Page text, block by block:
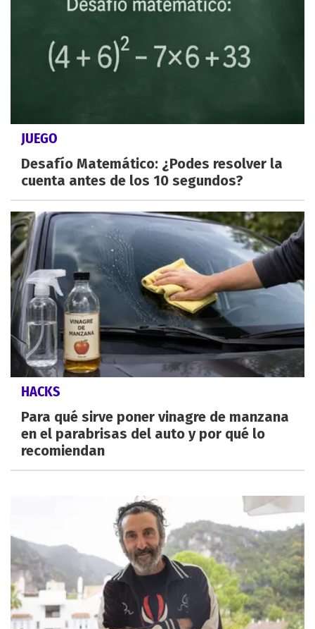
JUEGO
Desafío Matemático: ¿Podes resolver la
cuenta antes de los 10 segundos?
HACKS
Para qué sirve poner vinagre de manzana
en el parabrisas del auto y por qué lo
recomiendan